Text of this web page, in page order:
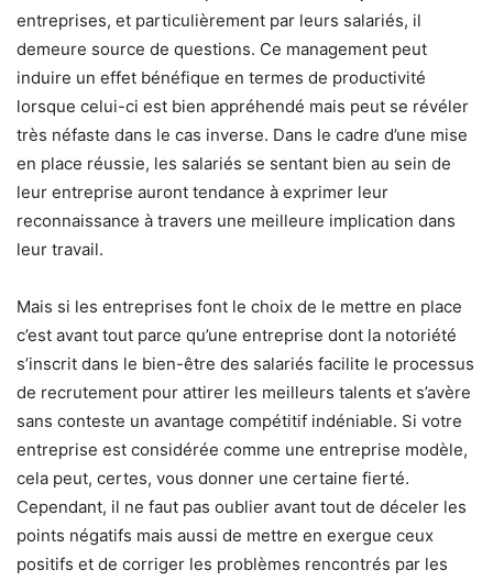
entreprises, et particulièrement par leurs salariés, il
demeure source de questions. Ce management peut
induire un effet bénéfique en termes de productivité
lorsque celui-ci est bien appréhendé mais peut se révéler
très néfaste dans le cas inverse. Dans le cadre d’une mise
en place réussie, les salariés se sentant bien au sein de
leur entreprise auront tendance à exprimer leur
reconnaissance à travers une meilleure implication dans
leur travail.
Mais si les entreprises font le choix de le mettre en place
c’est avant tout parce qu’une entreprise dont la notoriété
s’inscrit dans le bien-être des salariés facilite le processus
de recrutement pour attirer les meilleurs talents et s’avère
sans conteste un avantage compétitif indéniable. Si votre
entreprise est considérée comme une entreprise modèle,
cela peut, certes, vous donner une certaine fierté.
Cependant, il ne faut pas oublier avant tout de déceler les
points négatifs mais aussi de mettre en exergue ceux
positifs et de corriger les problèmes rencontrés par les